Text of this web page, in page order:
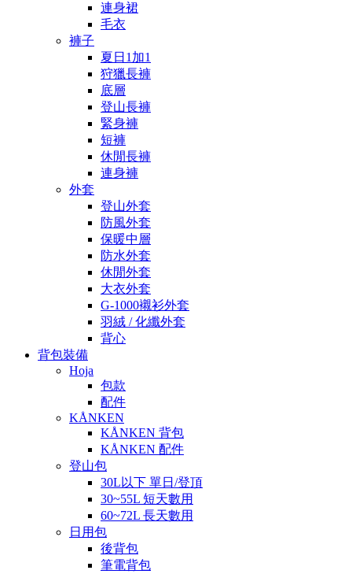
連身裙
毛衣
褲子
夏日1加1
狩獵長褲
底層
登山長褲
緊身褲
短褲
休閒長褲
連身褲
外套
登山外套
防風外套
保暖中層
防水外套
休閒外套
大衣外套
G-1000襯衫外套
羽絨 / 化纖外套
背心
背包裝備
Hoja
包款
配件
KÅNKEN
KÅNKEN 背包
KÅNKEN 配件
登山包
30L以下 單日/登頂
30~55L 短天數用
60~72L 長天數用
日用包
後背包
筆電背包